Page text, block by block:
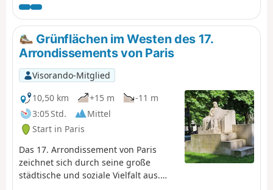
ablesen können! Die Sonnenuhren befinden sich oft in
großer Höhe und sind manchmal durch Bäume verdeckt
... manchmal muss man gut suchen.
Grünflächen im Westen des 17.
Arrondissements von Paris
Visorando-Mitglied
10,50 km
+15 m
-11 m
3:05 Std.
Mittel
Start in Paris
Das 17. Arrondissement von Paris
zeichnet sich durch seine große
städtische und soziale Vielfalt aus.